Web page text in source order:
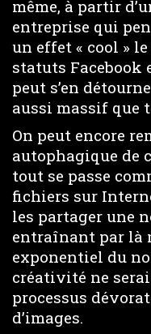
même, à partir
entreprise qui
un effet « cool »
statuts Facebook
peut s’en
aussi massif que
On peut encore
autophagique de
tout se passe
fichiers sur
les partager une
entraînant par là
exponentiel du
créativité ne
processus
d’images.